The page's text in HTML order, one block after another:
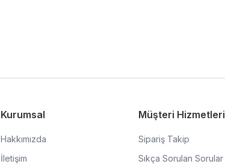
Kurumsal
Hakkımızda
İletişim
Müşteri Hizmetleri
Sipariş Takip
Sıkça Sorulan Sorular